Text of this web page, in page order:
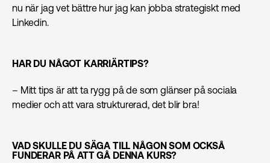
nu när jag vet bättre hur jag kan jobba strategiskt med
Linkedin.
HAR DU NÅGOT KARRIÄRTIPS?
– Mitt tips är att ta rygg på de som glänser på sociala
medier och att vara strukturerad, det blir bra!
VAD SKULLE DU SÄGA TILL NÅGON SOM OCKSÅ
FUNDERAR PÅ ATT GÅ DENNA KURS?